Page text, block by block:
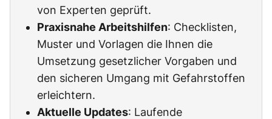
von Experten geprüft.
Praxisnahe Arbeitshilfen: Checklisten,
Muster und Vorlagen die Ihnen die
Umsetzung gesetzlicher Vorgaben und
den sicheren Umgang mit Gefahrstoffen
erleichtern.
Aktuelle Updates: Laufende